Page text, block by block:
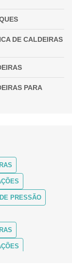
DE CALDEIRAS
PARA
COMO
ENTENDA A
GUIA
PRESSÃO